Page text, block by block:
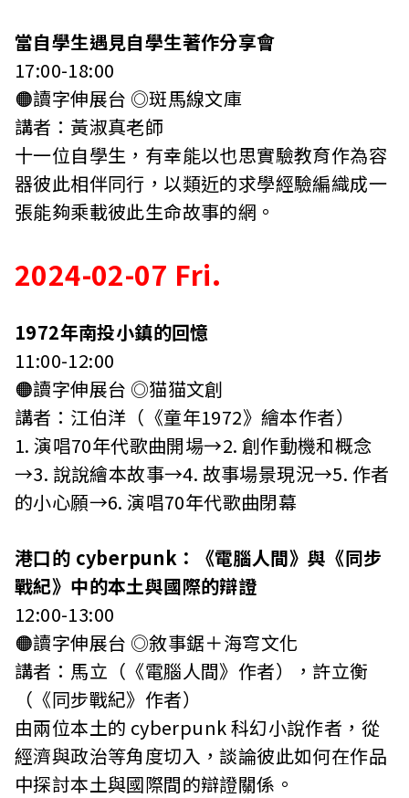
當自學生遇見自學生著作分享會
17:00-18:00
🟠讀字伸展台 ◎斑馬線文庫
講者：黃淑真老師
十一位自學生，有幸能以也思實驗教育作為容
器彼此相伴同行，以類近的求學經驗編織成一
張能夠乘載彼此生命故事的網。
2024-02-07 Fri.
1972年南投小鎮的回憶
11:00-12:00
🟠讀字伸展台 ◎猫猫文創
講者：江伯洋（《童年1972》繪本作者）
1. 演唱70年代歌曲開場→2. 創作動機和概念
→3. 說說繪本故事→4. 故事場景現況→5. 作者
的小心願→6. 演唱70年代歌曲閉幕
港口的 cyberpunk：《電腦人間》與《同步
戰紀》中的本土與國際的辯證
12:00-13:00
🟠讀字伸展台 ◎敘事鋸＋海穹文化
講者：馬立（《電腦人間》作者），許立衡
（《同步戰紀》作者）
由兩位本土的 cyberpunk 科幻小說作者，從
經濟與政治等角度切入，談論彼此如何在作品
中探討本土與國際間的辯證關係。